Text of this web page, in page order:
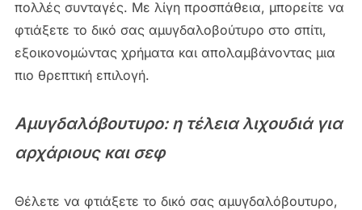
πολλές συνταγές. Με λίγη προσπάθεια, μπορείτε να
φτιάξετε το δικό σας αμυγδαλοβούτυρο στο σπίτι,
εξοικονομώντας χρήματα και απολαμβάνοντας μια
πιο θρεπτική επιλογή.
Αμυγδαλόβουτυρο: η τέλεια λιχουδιά για
αρχάριους και σεφ
Θέλετε να φτιάξετε το δικό σας αμυγδαλόβουτυρο,